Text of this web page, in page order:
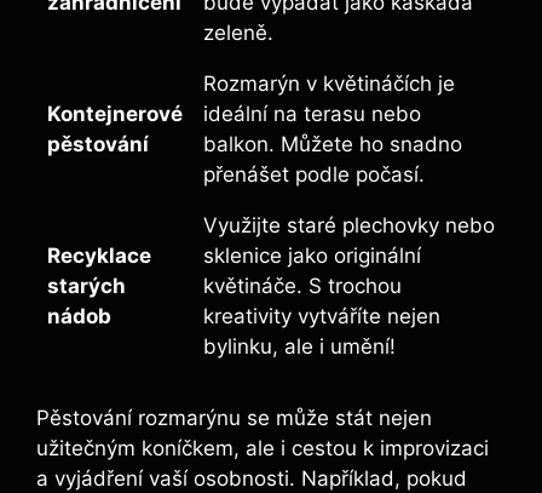
zeleně.
Kontejnerové
⁣pěstování
Rozmarýn v ‍květináčích je
ideální na terasu nebo
balkon. Můžete ho snadno
‍přenášet podle počasí.
Recyklace
starých
nádob
Využijte staré plechovky nebo
sklenice jako originální
květináče. S trochou
kreativity vytváříte nejen‌
bylinku, ale⁣ i ‍umění!
Pěstování rozmarýnu⁤ se může⁢ stát nejen
užitečným koníčkem, ale i cestou ⁢k improvizaci
a vyjádření vaší ‌osobnosti.‌ Například, pokud